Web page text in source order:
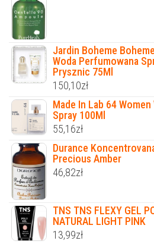
Jardin Boheme
Woda Perfumowana
Prysznic 75Ml
150,10zł
Made In Lab 64
Spray 100Ml
55,16zł
Durance
Precious Amber
46,82zł
TNS TNS FLEXY GEL
NATURAL LIGHT PINK
13,99zł